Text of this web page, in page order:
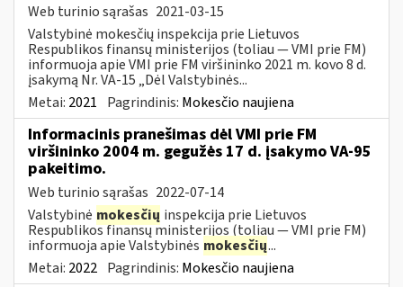
Web turinio sąrašas 2021-03-15
Valstybinė mokesčių inspekcija prie Lietuvos
Respublikos finansų ministerijos (toliau ― VMI prie FM)
informuoja apie VMI prie FM viršininko 2021 m. kovo 8 d.
įsakymą Nr. VA-15 „Dėl Valstybinės...
Metai: 2021 Pagrindinis: Mokesčio naujiena
Informacinis pranešimas dėl VMI prie FM
viršininko 2004 m. gegužės 17 d. įsakymo VA-95
pakeitimo.
Web turinio sąrašas 2022-07-14
Valstybinė mokesčių inspekcija prie Lietuvos
Respublikos finansų ministerijos (toliau ― VMI prie FM)
informuoja apie Valstybinės mokesčių...
Metai: 2022 Pagrindinis: Mokesčio naujiena